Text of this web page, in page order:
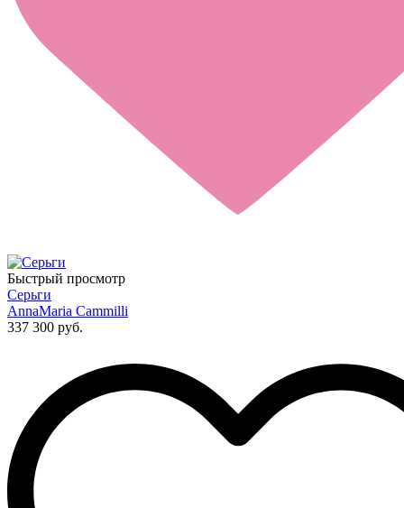
Быстрый просмотр
Серьги
AnnaMaria Cammilli
337 300 руб.